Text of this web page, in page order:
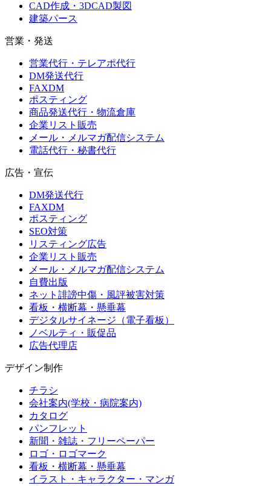
CAD作成・3DCAD製図
建築パース
営業・発送
営業代行・テレアポ代行
DM発送代行
FAXDM
ポスティング
商品発送代行・物流倉庫
企業リスト販売
メール・メルマガ配信システム
電話代行・秘書代行
広告・宣伝
DM発送代行
FAXDM
ポスティング
SEO対策
リスティング広告
企業リスト販売
メール・メルマガ配信システム
自費出版
ネット誹謗中傷・風評被害対策
看板・横断幕・懸垂幕
デジタルサイネージ（電子看板）
ノベルティ・販促品
広告代理店
デザイン制作
チラシ
会社案内(学校・病院案内)
カタログ
パンフレット
新聞・雑誌・フリーペーパー
ロゴ・ロゴマーク
看板・横断幕・懸垂幕
イラスト・キャラクター・マンガ